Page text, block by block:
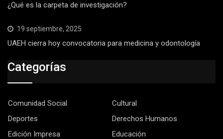
¿Qué es la carpeta de investigación?
19 septiembre, 2025
UAEH cierra hoy convocatoria para medicina y odontología
Categorías
Comunidad Social
Cultural
Deportes
Derechos Humanos
Edición Impresa
Educación